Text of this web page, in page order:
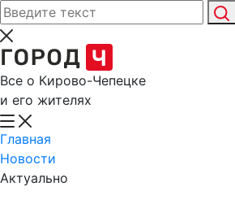
Все о Кирово-Чепецке
и его жителях
Главная
Новости
Актуально